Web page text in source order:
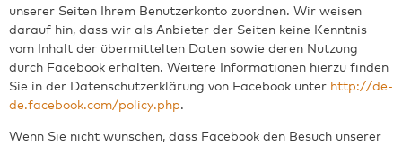
unserer Seiten Ihrem Benutzerkonto zuordnen. Wir weisen
darauf hin, dass wir als Anbieter der Seiten keine Kenntnis
vom Inhalt der übermittelten Daten sowie deren Nutzung
durch Facebook erhalten. Weitere Informationen hierzu finden
Sie in der Datenschutzerklärung von Facebook unter http://de-
de.facebook.com/policy.php.
Wenn Sie nicht wünschen, dass Facebook den Besuch unserer